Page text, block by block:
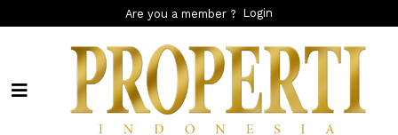
Are you a member ? Login